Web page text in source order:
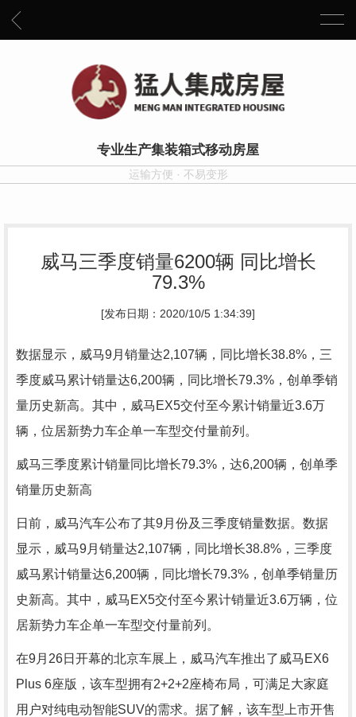
专业生产集装箱式移动房屋
运输方便 · 不易变形
威马三季度销量6200辆 同比增长
79.3%
[发布日期：2020/10/5 1:34:39]
数据显示，威马9月销量达2,107辆，同比增长38.8%，三
季度威马累计销量达6,200辆，同比增长79.3%，创单季销
量历史新高。其中，威马EX5交付至今累计销量近3.6万
辆，位居新势力车企单一车型交付量前列。
威马三季度累计销量同比增长79.3%，达6,200辆，创单季
销量历史新高
日前，威马汽车公布了其9月份及三季度销量数据。数据
显示，威马9月销量达2,107辆，同比增长38.8%，三季度
威马累计销量达6,200辆，同比增长79.3%，创单季销量历
史新高。其中，威马EX5交付至今累计销量近3.6万辆，位
居新势力车企单一车型交付量前列。
在9月26日开幕的北京车展上，威马汽车推出了威马EX6
Plus 6座版，该车型拥有2+2+2座椅布局，可满足大家庭
用户对纯电动智能SUV的需求。据了解，该车型上市开售